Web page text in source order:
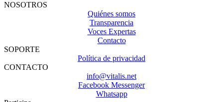
NOSOTROS
Quiénes somos
Transparencia
Voces Expertas
Contacto
SOPORTE
Política de privacidad
CONTACTO
info@vitalis.net
Facebook Messenger
Whatsapp